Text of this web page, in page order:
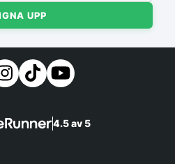
UPP
4.5 av 5